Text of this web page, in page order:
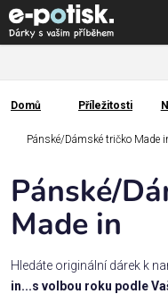
Přejít
na
obsah
Kategorie
Dárek
pro
Rodina
/
Domů
Domů Příležitosti
Pánské/Dámské tričko Made
Pánské/
Made in
Hledáte originální dárek k
in...s volbou roku podle